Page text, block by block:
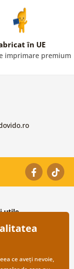
în UE
imprimare premium
utile
ce aveți nevoie,